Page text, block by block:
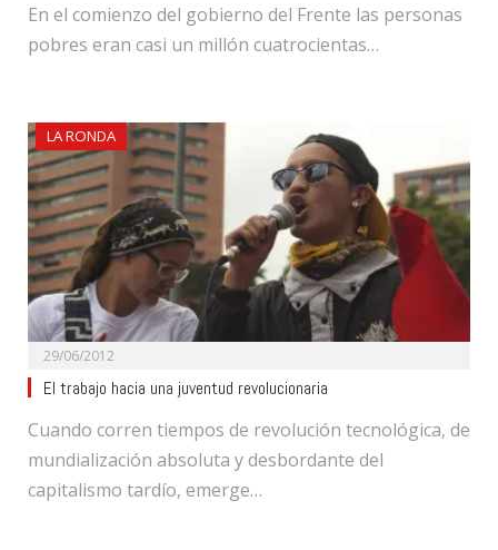
En el comienzo del gobierno del Frente las personas
pobres eran casi un millón cuatrocientas…
LA RONDA
29/06/2012
El trabajo hacia una juventud revolucionaria
Cuando corren tiempos de revolución tecnológica, de
mundialización absoluta y desbordante del
capitalismo tardío, emerge…